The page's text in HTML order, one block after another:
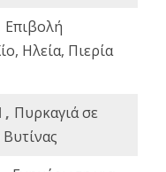
Επιβολή
Ηλεία, Πιερία
, Πυρκαγιά σε